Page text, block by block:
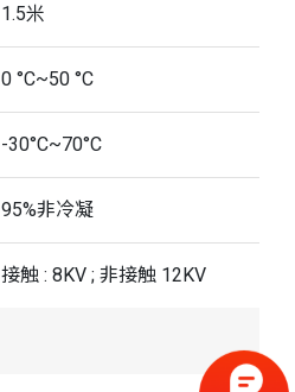
1.5米
0 °C~50 °C
-30°C~70°C
95%非冷凝
接触 : 8KV ; 非接触 12KV